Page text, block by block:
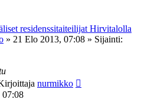
residenssitaiteilijat Hirvitalolla
» 21 Elo 2013, 07:08 » Sijainti:
nurmikko
07:08